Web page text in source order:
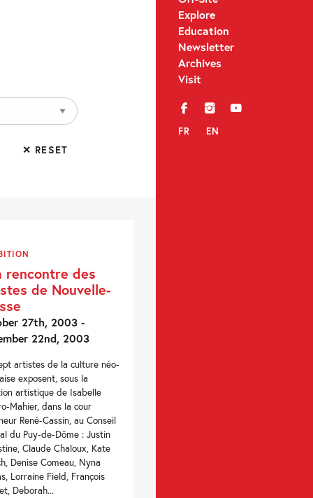
Explore
Education
Newsletter
Archives
Visit
f i y
FR EN
✕ RESET
rencontre des
de Nouvelle-
27th, 2003 -
22nd, 2003
artistes de la culture néo-
exposent, sous la
artistique de Isabelle
Mahier, dans la cour
René-Cassin, au Conseil
du Puy-de-Dôme : Justin
Claude Chaloux, Kate
Denise Comeau, Nyna
Lorraine Field, François
Deborah...